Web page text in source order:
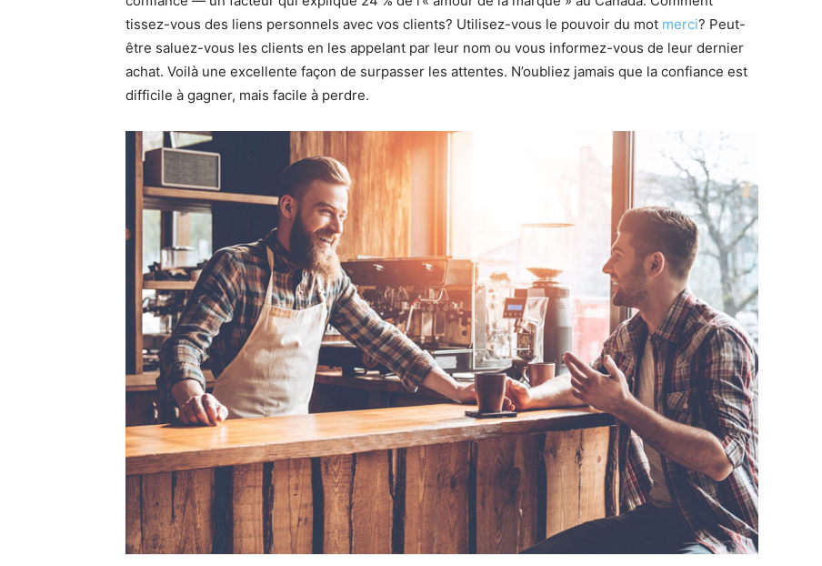
tissez-vous des liens personnels avec vos clients? Utilisez-vous le pouvoir du mot merci? Peut-
être saluez-vous les clients en les appelant par leur nom ou vous informez-vous de leur dernier
achat. Voilà une excellente façon de surpasser les attentes. N’oubliez jamais que la confiance est
difficile à gagner, mais facile à perdre.